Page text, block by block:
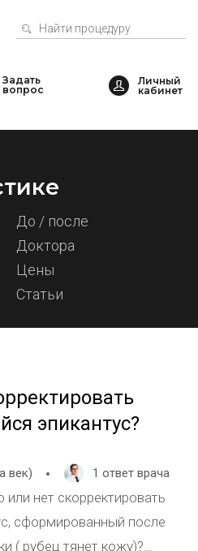
Задать
вопрос
До / после
Доктора
Цены
Статьи
эпикантус?
век)
1 ответ врача
нет скорректировать
сформированный после
( рубец тянет кожу)?